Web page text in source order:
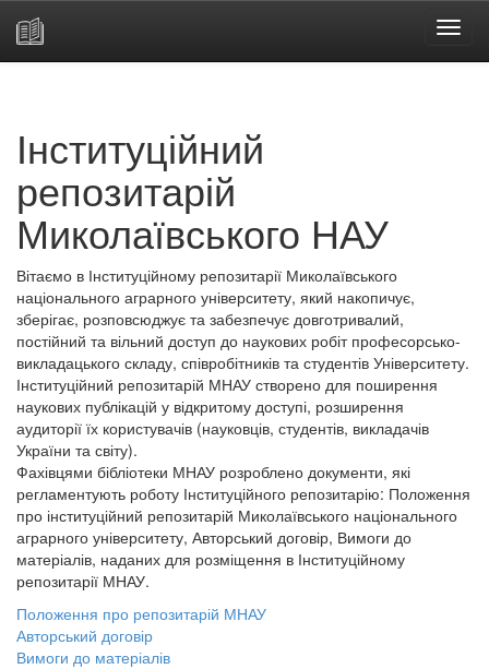
Інституційний
репозитарій
Миколаївського НАУ
Вітаємо в Інституційному репозитарії Миколаївського
національного аграрного університету, який накопичує,
зберігає, розповсюджує та забезпечує довготривалий,
постійний та вільний доступ до наукових робіт професорсько-
викладацького складу, співробітників та студентів Університету.
Інституційний репозитарій МНАУ створено для поширення
наукових публікацій у відкритому доступі, розширення
аудиторії їх користувачів (науковців, студентів, викладачів
України та світу).
Фахівцями бібліотеки МНАУ розроблено документи, які
регламентують роботу Інституційного репозитарію: Положення
про інституційний репозитарій Миколаївського національного
аграрного університету, Авторський договір, Вимоги до
матеріалів, наданих для розміщення в Інституційному
репозитарії МНАУ.
Положення про репозитарій МНАУ
Авторський договір
Вимоги до матеріалів